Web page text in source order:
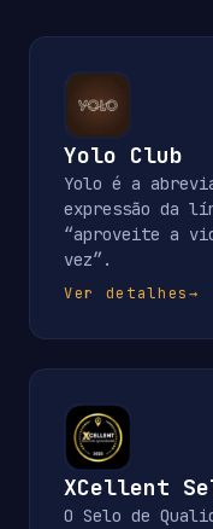
Yolo Club
Yolo é a
expressão da
“aproveite a
vez”.
Ver detalhes→
XCellent
O Selo de